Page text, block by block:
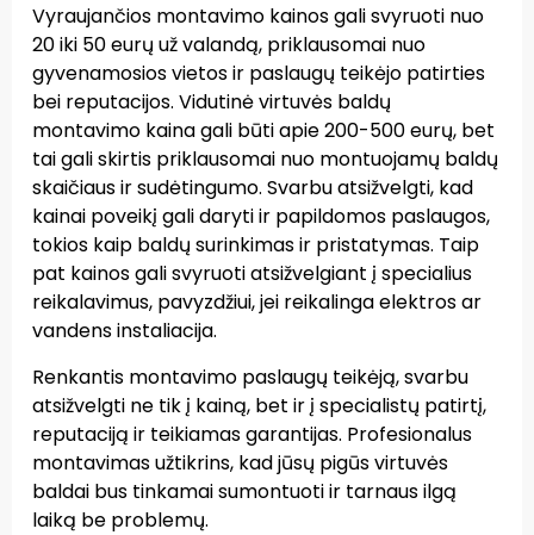
Vyraujančios montavimo kainos gali svyruoti nuo
20 iki 50 eurų už valandą, priklausomai nuo
gyvenamosios vietos ir paslaugų teikėjo patirties
bei reputacijos. Vidutinė virtuvės baldų
montavimo kaina gali būti apie 200-500 eurų, bet
tai gali skirtis priklausomai nuo montuojamų baldų
skaičiaus ir sudėtingumo. Svarbu atsižvelgti, kad
kainai poveikį gali daryti ir papildomos paslaugos,
tokios kaip baldų surinkimas ir pristatymas. Taip
pat kainos gali svyruoti atsižvelgiant į specialius
reikalavimus, pavyzdžiui, jei reikalinga elektros ar
vandens instaliacija.
Renkantis montavimo paslaugų teikėją, svarbu
atsižvelgti ne tik į kainą, bet ir į specialistų patirtį,
reputaciją ir teikiamas garantijas. Profesionalus
montavimas užtikrins, kad jūsų pigūs virtuvės
baldai bus tinkamai sumontuoti ir tarnaus ilgą
laiką be problemų.